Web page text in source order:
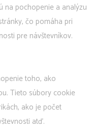
na pochopenie a analýzu
čo pomáha pri
pre návštevníkov.
toho, ako
Tieto súbory cookie
ako je počet
atď.